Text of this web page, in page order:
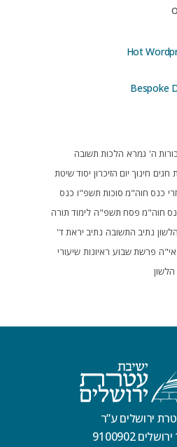
Hot
Bespoke
ה' גמרא הלכות תשובה
חגים חינוך יום הזיכרון יסוד שיטת
כנס חוה"מ סוכות תשפ"ו כנס
חוה"מ פסח תשפ"ה לימוד תורה
נתיב התשובה נתיב יראת ד'
פרשת שבוע ראיונות שיעורי
ירושלים ע”ר